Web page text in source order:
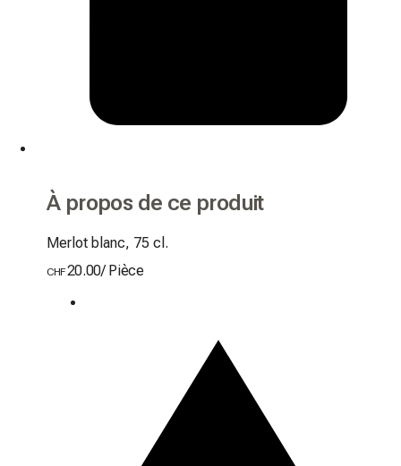
À propos de ce produit
Merlot blanc, 75 cl.
CHF20.00/ Pièce